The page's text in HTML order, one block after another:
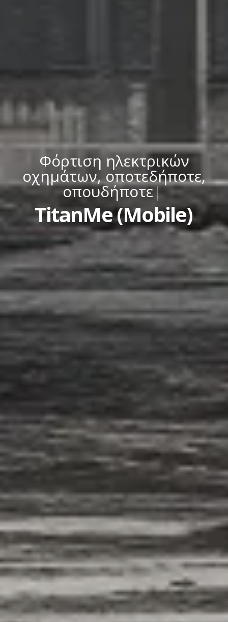
Φόρτιση ηλεκτρικών
οχημάτων, οποτεδήποτε,
οπουδήποτε|
TitanMe (Mobile)